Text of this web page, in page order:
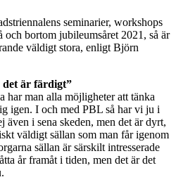
seminarier, workshops
och bortom jubileumsåret 2021, så är
väldigt stora, enligt Björn
är färdigt”
har man alla möjligheter att tänka
igen. I och med PBL så har vi ju i
även i sena skeden, men det är dyrt,
väldigt sällan som man får igenom
sällan är särskilt intresserade
år framåt i tiden, men det är det